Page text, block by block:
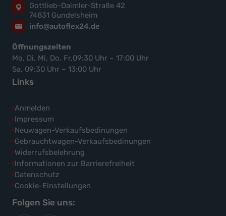
Gottlieb-Daimler-Straße 42
74831 Gundelsheim
info@autoflex24.de
Öffnungszeiten
Mo, Di, Mi, Do, Fr,09:30 Uhr – 17:00 Uhr
Sa, 09:30 Uhr – 13:00 Uhr
Links
Anmelden
Impressum
Neuwagen-Verkaufsbedinungen
Gebrauchtwagen-Verkaufsbedinungen
Widerrufsbelehrung
Informationen zur Barrierefreiheit
Datenschutz
Cookie-Einstellungen
Folgen Sie uns: